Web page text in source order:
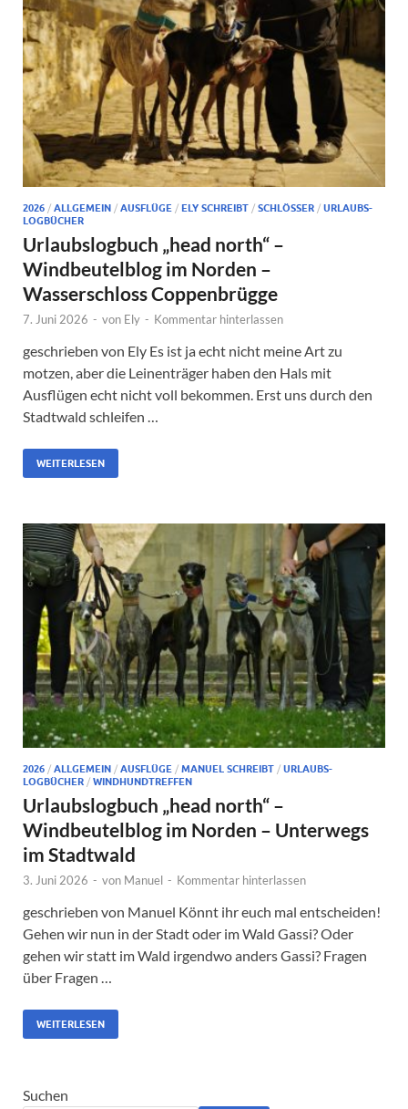
2026 / ALLGEMEIN / AUSFLÜGE / ELY SCHREIBT / SCHLÖSSER / URLAUBS-
LOGBÜCHER
Urlaubslogbuch „head north“ –
Windbeutelblog im Norden –
Wasserschloss Coppenbrügge
7. Juni 2026 - von Ely - Kommentar hinterlassen
geschrieben von Ely Es ist ja echt nicht meine Art zu
motzen, aber die Leinenträger haben den Hals mit
Ausflügen echt nicht voll bekommen. Erst uns durch den
Stadtwald schleifen …
WEITERLESEN
2026 / ALLGEMEIN / AUSFLÜGE / MANUEL SCHREIBT / URLAUBS-
LOGBÜCHER / WINDHUNDTREFFEN
Urlaubslogbuch „head north“ –
Windbeutelblog im Norden – Unterwegs
im Stadtwald
3. Juni 2026 - von Manuel - Kommentar hinterlassen
geschrieben von Manuel Könnt ihr euch mal entscheiden!
Gehen wir nun in der Stadt oder im Wald Gassi? Oder
gehen wir statt im Wald irgendwo anders Gassi? Fragen
über Fragen …
WEITERLESEN
Suchen